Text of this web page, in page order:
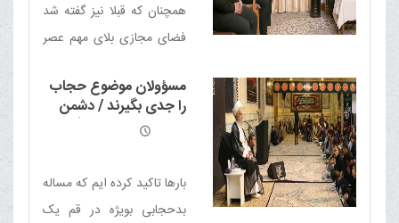
همچنان که قبلا نیز گفته شد
فضای مجازی بلای مهم عصر
مفاسد، از فضای مجازی است
مسؤولان موضوع حجاب
را جدی بگیرند / دشمن
اصل نظام را نشانه گرفته
بارها تاکید کرده ایم که مساله
بدحجابی بویژه در قم یک